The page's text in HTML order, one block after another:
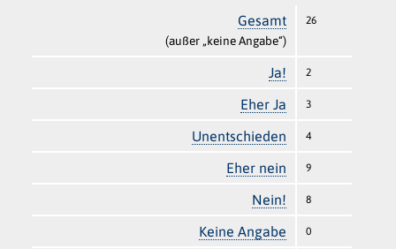
Gesamt
(außer „keine Angabe“)
26
Ja! 2
Eher Ja 3
Unentschieden 4
Eher nein 9
Nein! 8
Keine Angabe 0